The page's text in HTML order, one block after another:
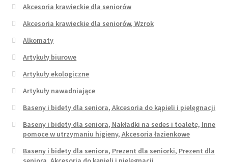
Akcesoria krawieckie dla seniorów
Akcesoria krawieckie dla seniorów, Wzrok
Alkomaty
Artykuły biurowe
Artykuły ekologiczne
Artykuły nawadniające
Baseny i bidety dla seniora, Akcesoria do kąpieli i pielęgnacji
Baseny i bidety dla seniora, Nakładki na sedes i toaletę, Inne
pomoce w utrzymaniu higieny, Akcesoria łazienkowe
Baseny i bidety dla seniora, Prezent dla seniorki, Prezent dla